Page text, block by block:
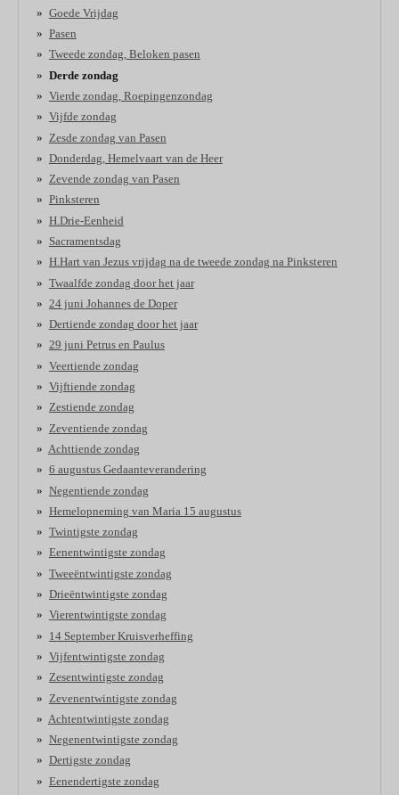
Goede Vrijdag
Pasen
Tweede zondag, Beloken pasen
Derde zondag
Vierde zondag, Roepingenzondag
Vijfde zondag
Zesde zondag van Pasen
Donderdag, Hemelvaart van de Heer
Zevende zondag van Pasen
Pinksteren
H.Drie-Eenheid
Sacramentsdag
H.Hart van Jezus vrijdag na de tweede zondag na Pinksteren
Twaalfde zondag door het jaar
24 juni Johannes de Doper
Dertiende zondag door het jaar
29 juni Petrus en Paulus
Veertiende zondag
Vijftiende zondag
Zestiende zondag
Zeventiende zondag
Achttiende zondag
6 augustus Gedaanteverandering
Negentiende zondag
Hemelopneming van Maria 15 augustus
Twintigste zondag
Eenentwintigste zondag
Tweeëntwintigste zondag
Drieëntwintigste zondag
Vierentwintigste zondag
14 September Kruisverheffing
Vijfentwintigste zondag
Zesentwintigste zondag
Zevenentwintigste zondag
Achtentwintigste zondag
Negenentwintigste zondag
Dertigste zondag
Eenendertigste zondag